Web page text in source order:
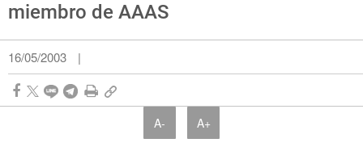
miembro de AAAS
16/05/2003 |
A- A+